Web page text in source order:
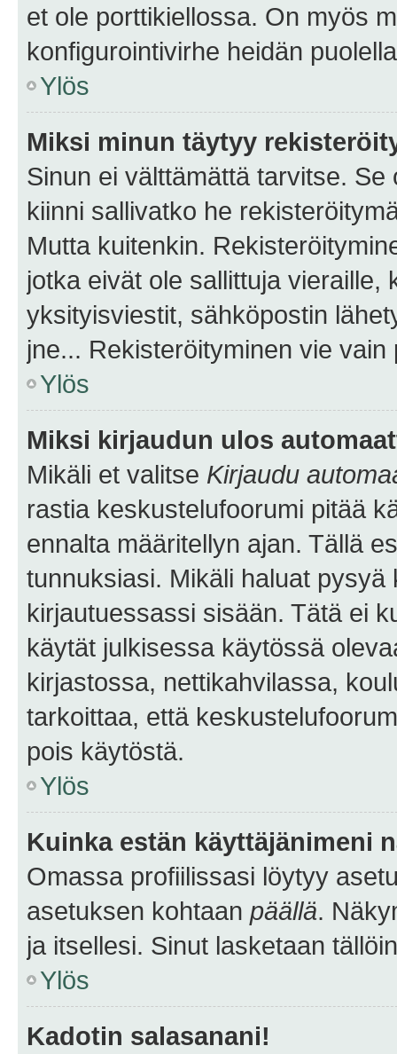
et ole porttikiellossa. On myös
konfigurointivirhe heidän
Ylös
Miksi minun täytyy
Sinun ei välttämättä tarvitse.
kiinni sallivatko he
Mutta kuitenkin.
jotka eivät ole sallittuja vieraille,
yksityisviestit, sähköpostin
jne... Rekisteröityminen vie
Ylös
Miksi kirjaudun ulos
Mikäli et valitse Kirjaudu
rastia keskustelufoorumi pitää
ennalta määritellyn ajan. Tällä
tunnuksiasi. Mikäli haluat
kirjautuessassi sisään. Tätä ei
käytät julkisessa käytössä
kirjastossa, nettikahvilassa,
tarkoittaa, että
pois käytöstä.
Ylös
Kuinka estän käyttäjänimeni
Omassa profiilissasi löytyy
asetuksen kohtaan päällä.
ja itsellesi. Sinut lasketaan
Ylös
Kadotin salasanani!